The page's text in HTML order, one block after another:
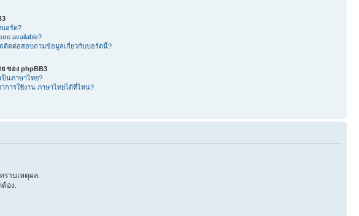
บอร์ด?
available?
ติดต่อสอบถามข้อมูลเกี่ยวกับบอร์ดนี้?
ย ของ phpBB3
ป็นภาษาไทย?
การใช้งาน ภาษาไทยได้ที่ไหน?
าบเหตุผล.
อง.